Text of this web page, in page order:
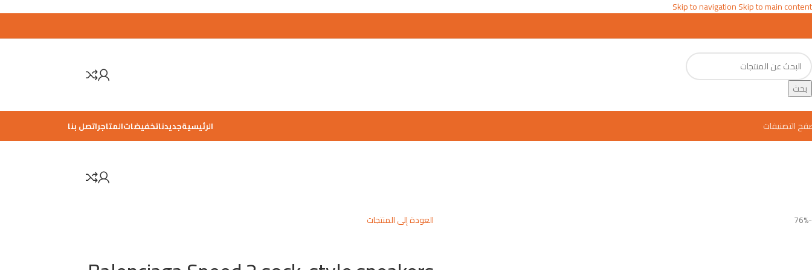
Skip to navigationSkip to main content
بحث
التصنيفات الرئيسيةجديدناتخفيضاتالمتاجراتصل بنا
-76% العودة إلى المنتجات